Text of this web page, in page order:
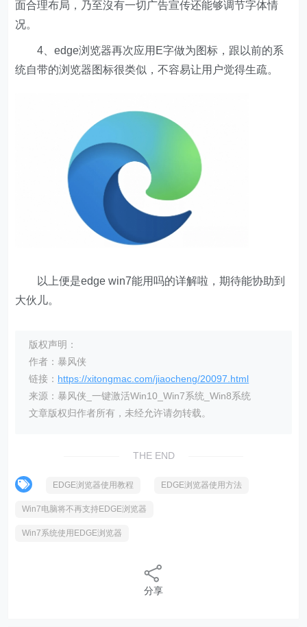
面合理布局，乃至沒有一切广告宣传还能够调节字体情
况。
4、edge浏览器再次应用E字做为图标，跟以前的系
统自带的浏览器图标很类似，不容易让用户觉得生疏。
以上便是edge win7能用吗的详解啦，期待能协助到
大伙儿。
版权声明：
作者：暴风侠
链接： https://xitongmac.com/jiaocheng/20097.html
来源：暴风侠_一键激活Win10_Win7系统_Win8系统
文章版权归作者所有，未经允许请勿转载。
THE END
EDGE浏览器使用教程 EDGE浏览器使用方法
Win7电脑将不再支持EDGE浏览器
Win7系统使用EDGE浏览器
分享